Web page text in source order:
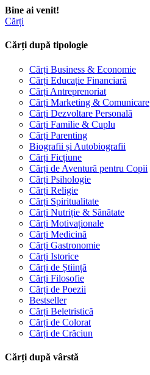
Bine ai venit!
Cărți
Cărți după tipologie
Cărți Business & Economie
Cărți Educație Financiară
Cărți Antreprenoriat
Cărți Marketing & Comunicare
Cărți Dezvoltare Personală
Cărți Familie & Cuplu
Cărți Parenting
Biografii și Autobiografii
Cărți Ficțiune
Cărți de Aventură pentru Copii
Cărți Psihologie
Cărți Religie
Cărți Spiritualitate
Cărți Nutriție & Sănătate
Cărți Motivaționale
Cărți Medicină
Cărți Gastronomie
Cărți Istorice
Cărți de Știință
Cărți Filosofie
Cărți de Poezii
Bestseller
Cărți Beletristică
Cărți de Colorat
Cărți de Crăciun
Cărți după vârstă